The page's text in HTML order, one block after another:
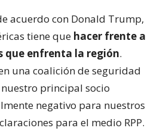
acuerdo con Donald Trump,
tiene que hacer frente a
que enfrenta la región.
una coalición de seguridad
principal socio
negativo para nuestros
para el medio RPP.